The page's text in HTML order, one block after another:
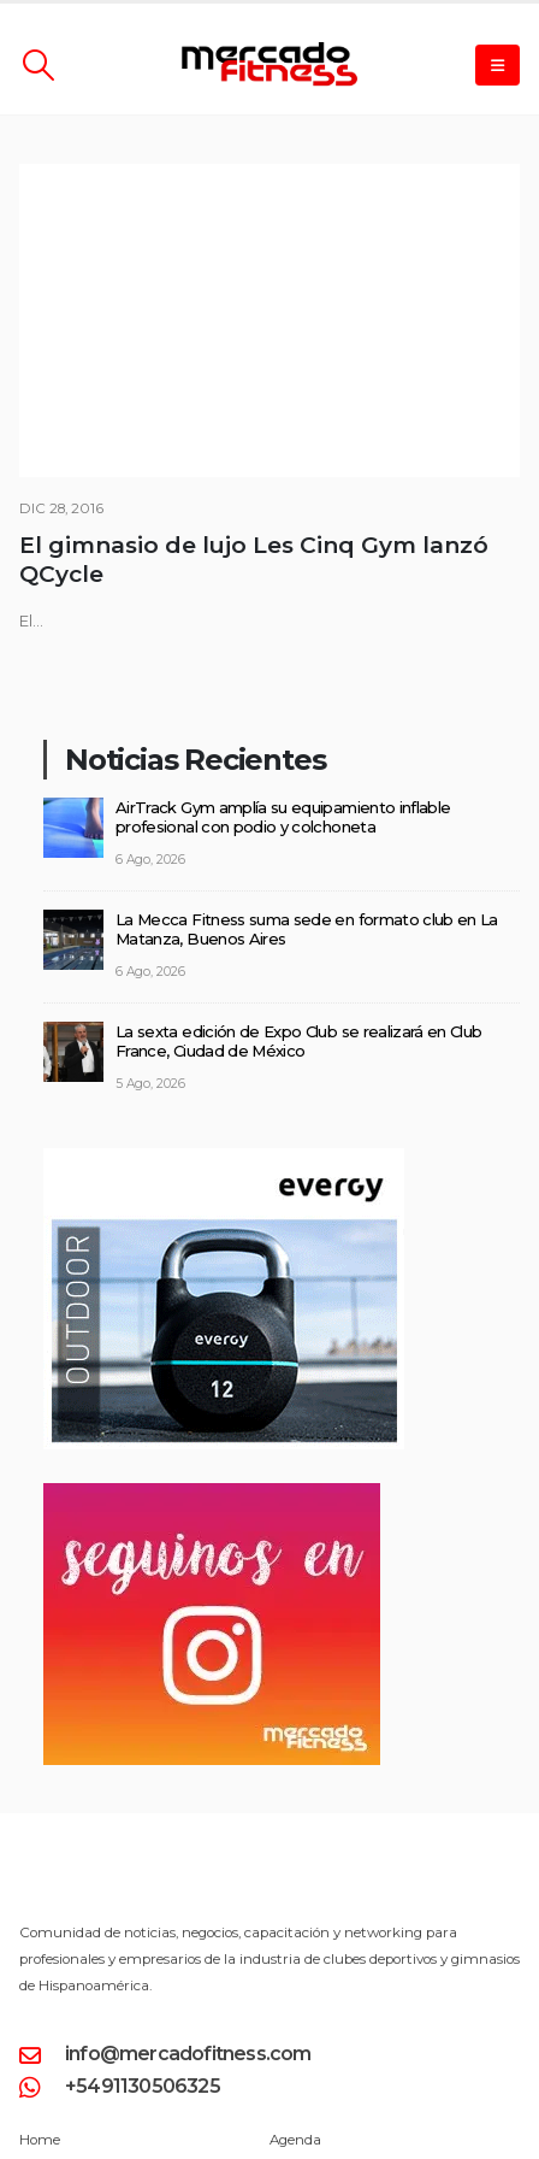
DIC 28, 2016
El gimnasio de lujo Les Cinq Gym lanzó
QCycle
El...
Noticias Recientes
AirTrack Gym amplía su equipamiento inflable
profesional con podio y colchoneta
6 Ago, 2026
La Mecca Fitness suma sede en formato club en La
Matanza, Buenos Aires
6 Ago, 2026
La sexta edición de Expo Club se realizará en Club
France, Ciudad de México
5 Ago, 2026
Comunidad de noticias, negocios, capacitación y networking para
profesionales y empresarios de la industria de clubes deportivos y gimnasios
de Hispanoamérica.
info@mercadofitness.com
+5491130506325
Home Agenda